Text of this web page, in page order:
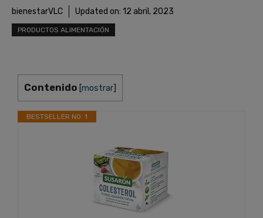
bienestarVLC Updated on: 12 abril, 2023
PRODUCTOS ALIMENTACIÓN
Contenido [mostrar]
BESTSELLER NO. 1